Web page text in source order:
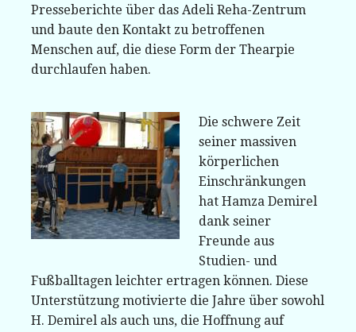
Presseberichte über das Adeli Reha-Zentrum
und baute den Kontakt zu betroffenen
Menschen auf, die diese Form der Thearpie
durchlaufen haben.
Die schwere Zeit
seiner massiven
körperlichen
Einschränkungen
hat Hamza Demirel
dank seiner
Freunde aus
Studien- und
Fußballtagen leichter ertragen können. Diese
Unterstützung motivierte die Jahre über sowohl
H. Demirel als auch uns, die Hoffnung auf